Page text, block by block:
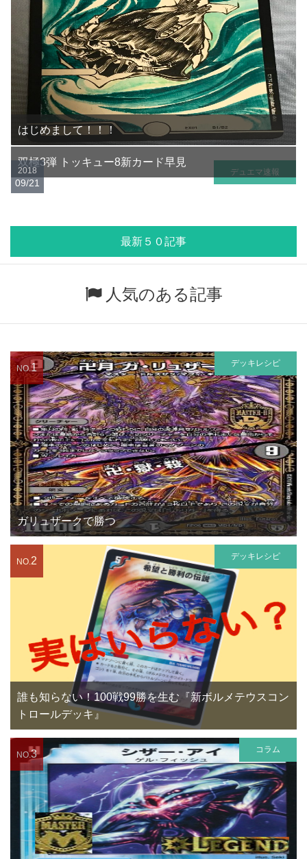
はじめまして！！！
デュエマ速報
双極3弾 トッキュー8新カード早見
2018
09/21
最新５０記事
人気のある記事
デッキレシピ
ガリュザークで勝つ
NO.1
デッキレシピ
誰も知らない！100戦99勝を生む『新ボルメテウスコン
トロールデッキ』
NO. 2
コラム
NO.3